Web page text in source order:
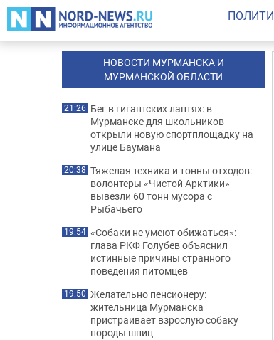
НОВОСТИ МУРМАНСКА И
МУРМАНСКОЙ ОБЛАСТИ
21:26 Бег в гигантских лаптях: в
Мурманске для школьников
открыли новую спортплощадку на
улице Баумана
20:38 Тяжелая техника и тонны отходов:
волонтеры «Чистой Арктики»
вывезли 60 тонн мусора с
Рыбачьего
19:54 «Собаки не умеют обижаться»:
глава РКФ Голубев объяснил
истинные причины странного
поведения питомцев
19:50 Желательно пенсионеру:
жительница Мурманска
пристраивает взрослую собаку
породы шпиц